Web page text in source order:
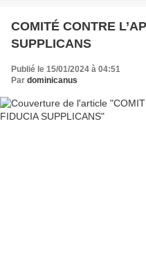
COMITÉ CONTRE
SUPPLICANS
Publié le 15/01/2024 à 04:51
Par dominicanus